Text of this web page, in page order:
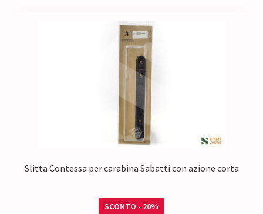
Slitta Contessa per carabina Sabatti con azione corta
SCONTO - 20%